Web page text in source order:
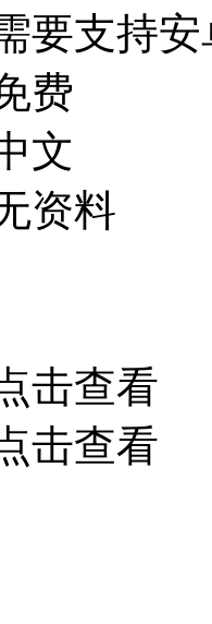
要支持
费
文
资料
击查看
击查看